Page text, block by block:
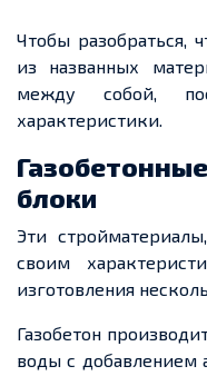
Чтобы разобраться,
из названных
между собой,
характеристики.
блоки
Эти
своим
изготовления
Газобетон
воды с добавлением